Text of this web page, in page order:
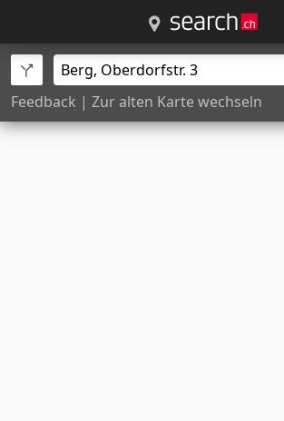
Feedback | Zur alten Karte wechseln